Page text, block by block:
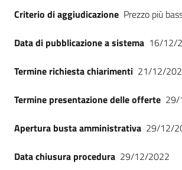
Criterio di aggiudicazione Prezzo più
Data di pubblicazione a sistema 16/12/
Termine richiesta chiarimenti 21/12/
Termine presentazione delle offerte 29/
Apertura busta amministrativa 29/12/
Data chiusura procedura 29/12/2022